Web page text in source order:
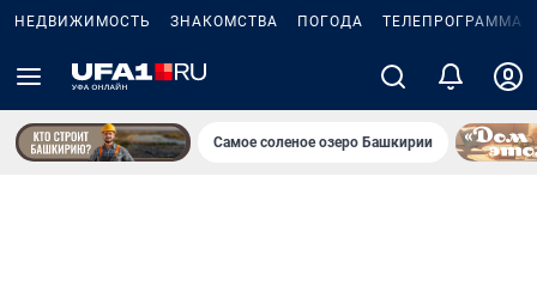
НЕДВИЖИМОСТЬ ЗНАКОМСТВА ПОГОДА ТЕЛЕПРОГРАММА
Самое соленое озеро Башкирии